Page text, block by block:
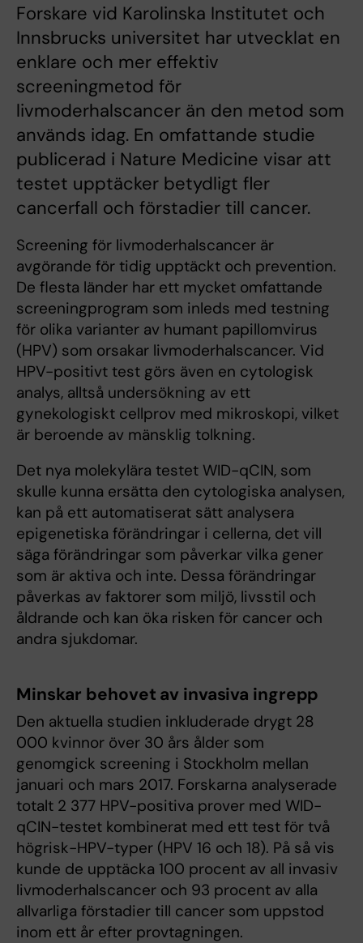
Forskare vid Karolinska Institutet och
Innsbrucks universitet har utvecklat en
enklare och mer effektiv
screeningmetod för
livmoderhalscancer än den metod som
används idag. En omfattande studie
publicerad i Nature Medicine visar att
testet upptäcker betydligt fler
cancerfall och förstadier till cancer.
Screening för livmoderhalscancer är
avgörande för tidig upptäckt och prevention.
De flesta länder har ett mycket omfattande
screeningprogram som inleds med testning
för olika varianter av humant papillomvirus
(HPV) som orsakar livmoderhalscancer. Vid
HPV-positivt test görs även en cytologisk
analys, alltså undersökning av ett
gynekologiskt cellprov med mikroskopi, vilket
är beroende av mänsklig tolkning.
Det nya molekylära testet WID-qCIN, som
skulle kunna ersätta den cytologiska analysen,
kan på ett automatiserat sätt analysera
epigenetiska förändringar i cellerna, det vill
säga förändringar som påverkar vilka gener
som är aktiva och inte. Dessa förändringar
påverkas av faktorer som miljö, livsstil och
åldrande och kan öka risken för cancer och
andra sjukdomar.
Minskar behovet av invasiva ingrepp
Den aktuella studien inkluderade drygt 28
000 kvinnor över 30 års ålder som
genomgick screening i Stockholm mellan
januari och mars 2017. Forskarna analyserade
totalt 2 377 HPV-positiva prover med WID-
qCIN-testet kombinerat med ett test för två
högrisk-HPV-typer (HPV 16 och 18). På så vis
kunde de upptäcka 100 procent av all invasiv
livmoderhalscancer och 93 procent av alla
allvarliga förstadier till cancer som uppstod
inom ett år efter provtagningen.